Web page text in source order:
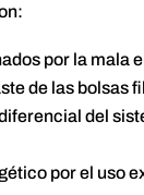
por la mala
de las bolsas
del
por el uso